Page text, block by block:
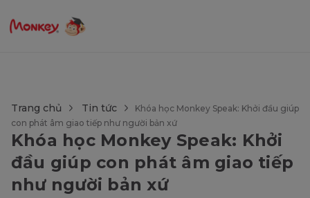
Trang chủ Tin tức
Khóa học Monkey Speak: Khởi đầu giúp
con phát âm giao tiếp như người bản xứ
Khóa học Monkey Speak: Khởi
đầu giúp con phát âm giao tiếp
như người bản xứ